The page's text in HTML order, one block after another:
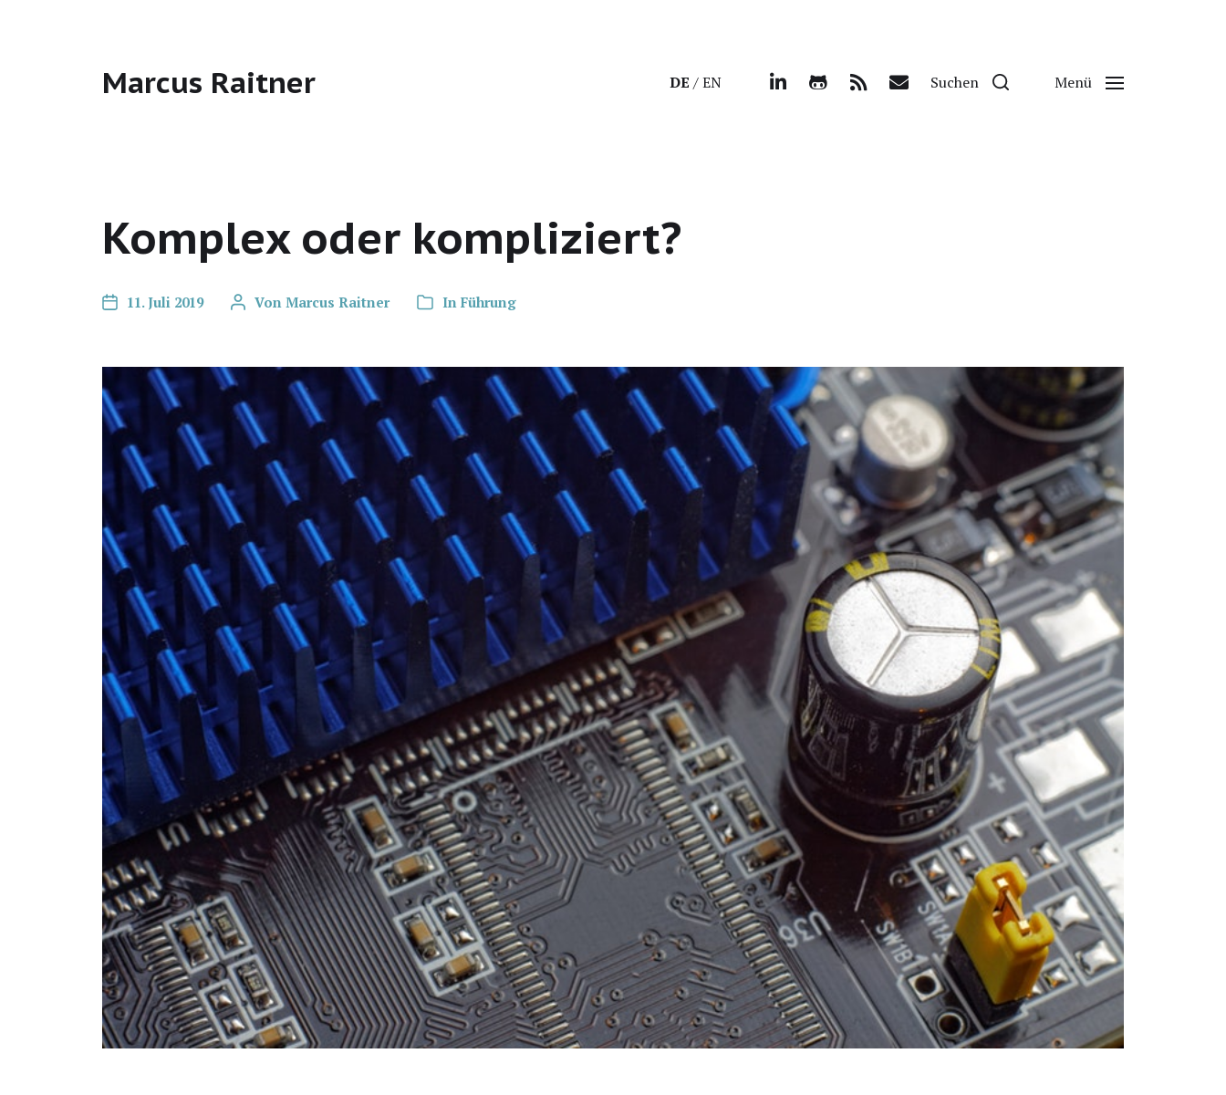
Marcus Raitner DE EN Suchen Menü
Komplex oder kompliziert?
11. Juli 2019 Von Marcus Raitner In Führung